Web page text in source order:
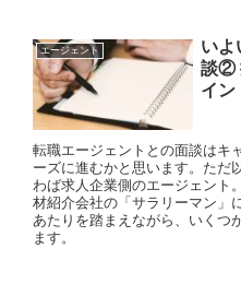
エージェント
いよ
談②
イン
転職エージェントとの面談はキ
ーズに進むかと思います。ただ
わば求人企業側のエージェント
材紹介会社の「サラリーマン」
あたりを踏まえながら、いくつ
ます。